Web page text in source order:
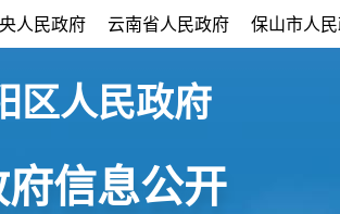
人民政府 云南省人民政府 保山市人
区人民政府
府信息公开